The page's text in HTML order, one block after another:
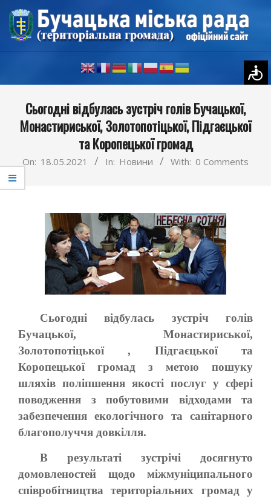
Skip
content
Navigation
Menu
Сьогодні відбулась зустріч голів Бучацької,
Монастириської, Золотопотіцької, Підгаєцької
та Коропецької громад
On: 18.05.2021 In: Новини With: 0 Comments
Сьогодні відбулась зустріч голів
Бучацької, Монастириської,
Золотопотіцької , Підгаєцької та
Коропецької громад з метою пошуку
шляхів поліпшення якості послуг у сфері
поводження з побутовими відходами та
забезпечення екологічного та санітарного
благополуччя довкілля.
В результаті зустрічі досягнуто
домовленостей щодо міжмуніципального
співробітництва територіальних громад у